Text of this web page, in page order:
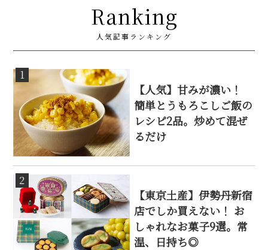
Ranking
人気記事ランキング
1
【人気】甘みが濃い！
簡単とうもろこしご飯の
レシピ2品。炒めて混ぜ
るだけ
2
【東京土産】伊勢丹新宿
店でしか買えない！ お
しゃれなお菓子9選。常
温、日持ち◎